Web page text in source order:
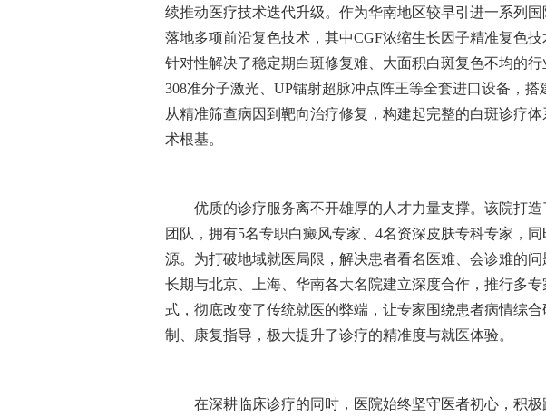
续推动医疗技术迭代升级。作为华南地区较早引进一系列
落地多项前沿复色技术，其中CGF浓缩生长因子精准复色
针对性解决了稳定期白斑修复难、大面积白斑复色不均的
308准分子激光、UP镭射超脉冲点阵王等全套进口设备，搭
从精准筛查病因到靶向治疗修复，构建起完整的白斑诊疗
术根基。
优质的诊疗服务离不开雄厚的人才力量支撑。该院打
团队，拥有5名专职白癜风专家、4名资深皮肤专科专家，
源。为打破地域就医局限，解决患者看名医难、会诊难的
长期与北京、上海、华南各大名院建立深度合作，推行多
式，彻底改变了传统就医的弊端，让专家围绕患者病情综
制、康复指导，极大提升了诊疗的精准度与就医体验。
在深耕临床诊疗的同时，医院始终坚守医者初心，积